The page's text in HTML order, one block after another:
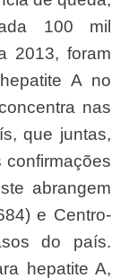
100 mil
2013, foram
A no
nas
que juntas,
confirmações
abrangem
e Centro-
do país.
hepatite A,